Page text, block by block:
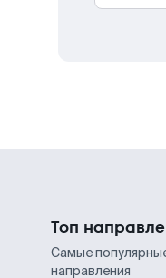
Топ
Самые
направления